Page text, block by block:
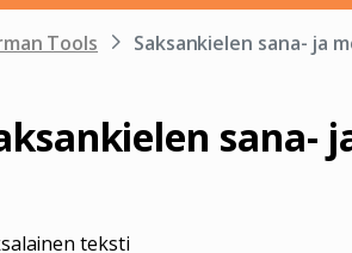
Tools Saksankielen sana- ja
sana-
teksti